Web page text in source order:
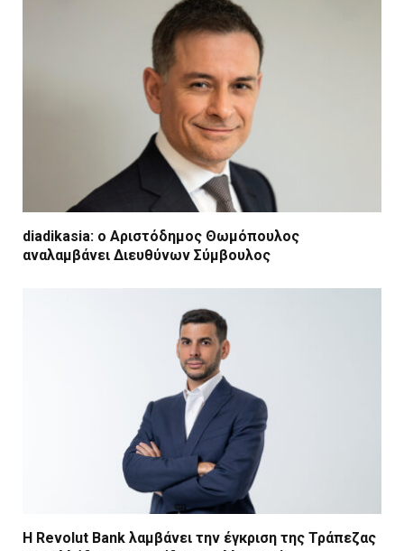
diadikasia: ο Αριστόδημος Θωμόπουλος
αναλαμβάνει Διευθύνων Σύμβουλος
Η Revolut Bank λαμβάνει την έγκριση της Τράπεζας